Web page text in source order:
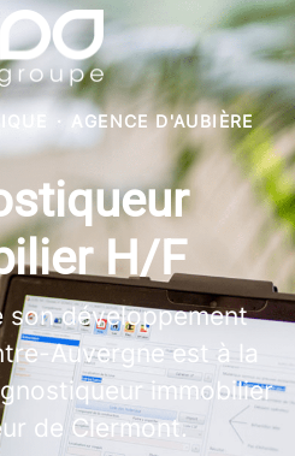
· AGENCE D'AUBIÈRE
H/F
son développement
Auvergne est à la
immobilier
de Clermont.